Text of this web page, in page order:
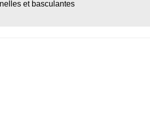
et basculantes